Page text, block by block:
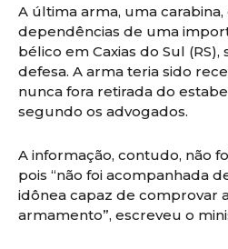
A última arma, uma carabina,
dependências de uma
bélico em Caxias do Sul
defesa. A arma teria sido
nunca fora retirada do
segundo os advogados.
A informação, contudo, não
pois “não foi acompanhada
idônea capaz de comprovar
armamento”, escreveu o